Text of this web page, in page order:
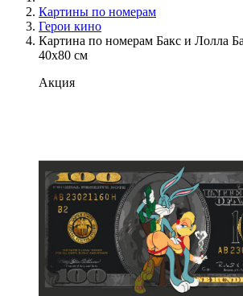
Картины по номерам
Герои кино
Картина по номерам Бакс и Лолла
40x80 см
Акция